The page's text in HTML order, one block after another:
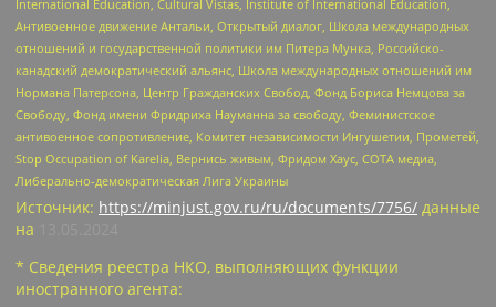
International Education, Cultural Vistas, Institute of International Education,
Антивоенное движение Антальи, Открытый диалог, Школа международных
отношений и государственной политики им Питера Мунка, Российско-
канадский демократический альянс, Школа международных отношений им
Нормана Патерсона, Центр Гражданских Свобод, Фонд Бориса Немцова за
Свободу, Фонд имени Фридриха Науманна за свободу, Феминистское
антивоенное сопротивление, Комитет независимости Ингушетии, Прометей,
Stop Occupation of Karelia, Вернись живым, Фридом Хаус, СОТА медиа,
Либерально-демократическая Лига Украины
Источник: https://minjust.gov.ru/ru/documents/7756/ данные
на
* Сведения реестра НКО, выполняющих функции
иностранного агента: